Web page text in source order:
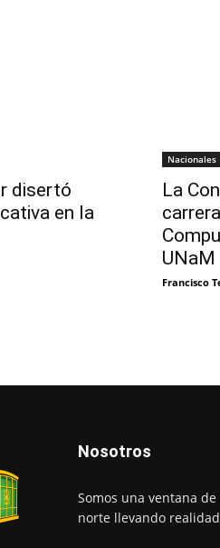
disertó
en la
Nacionales
La
UNaM
Francisco
Nosotros
Somos una ventana
norte llevando